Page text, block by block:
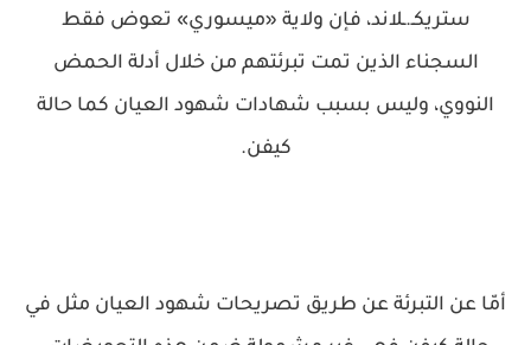
ستريكـ.ـلاند، فإن ولاية «ميسوري» تعوض فقط
السجناء الذين تمت تبرئتهم من خلال أدلة الحمض
النووي، وليس بسبب شهادات شهود العيان كما حالة
كيفن.
أمّا عن التبرئة عن طريق تصريحات شهود العيان مثل في